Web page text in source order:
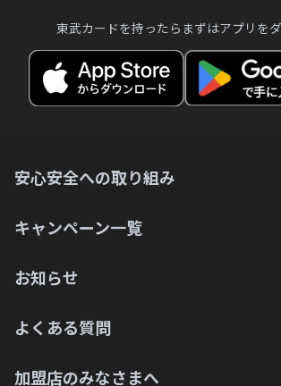
東武カードを持ったらまずはアプリを
安心安全への取り組み
キャンペーン一覧
お知らせ
よくある質問
加盟店のみなさまへ